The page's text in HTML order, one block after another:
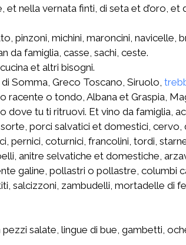
nella vernata finti, di seta et d’oro,
pinzoni, michini, maroncini,
da famiglia, casse, sachi, ceste.
et altri bisogni.
di Somma, Greco Toscano, Siruolo,
o tondo, Albana et Graspia,
dove tu ti ritruovi. Et vino da famiglia,
porci salvatici et domestici,
pernici, coturnici, francolini, tordi,
anitre selvatiche et domestiche,
galine, pollastri o pollastre,
salcizzoni, zambudelli, mortadelle di
salate, lingue di bue, gambetti,